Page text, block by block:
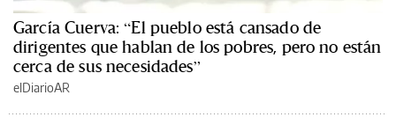
García Cuerva: “El pueblo está cansado de
dirigentes que hablan de los pobres, pero no están
cerca de sus necesidades”
elDiarioAR